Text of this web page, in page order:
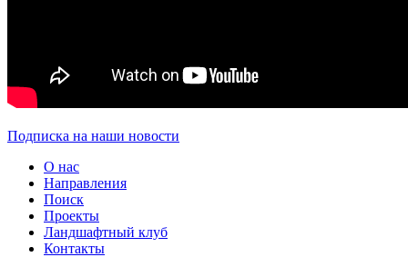
Подписка на наши новости
О нас
Направления
Поиск
Проекты
Ландшафтный клуб
Контакты